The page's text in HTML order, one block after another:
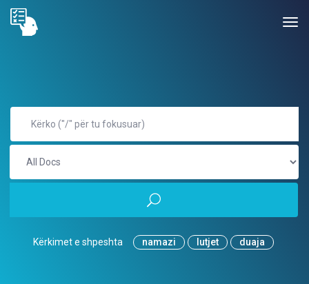
Kërkimet e shpeshta namazi lutjet duaja